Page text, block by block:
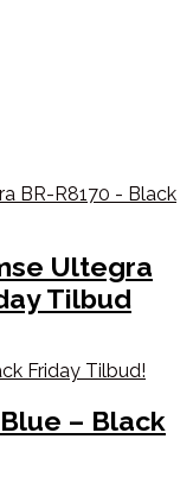
Ultegra
Tilbud
– Black